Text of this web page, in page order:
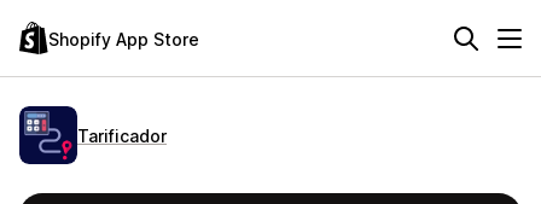
Shopify App Store
Tarificador